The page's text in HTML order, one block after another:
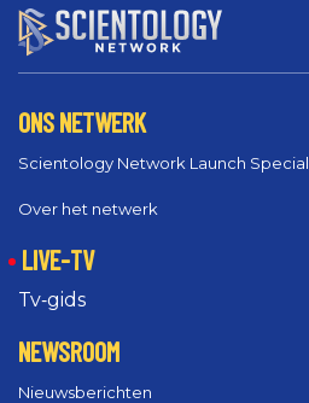
ONS NETWERK
Scientology Network Launch Special
Over het netwerk
LIVE-TV
Tv‑gids
NEWSROOM
Nieuwsberichten